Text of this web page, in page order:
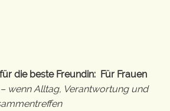
die beste Freundin: Für Frauen
– wenn Alltag, Verantwortung und